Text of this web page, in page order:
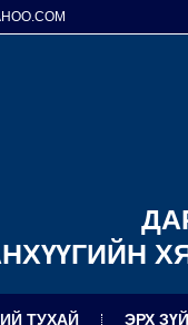
ТУХАЙ ЭРХ